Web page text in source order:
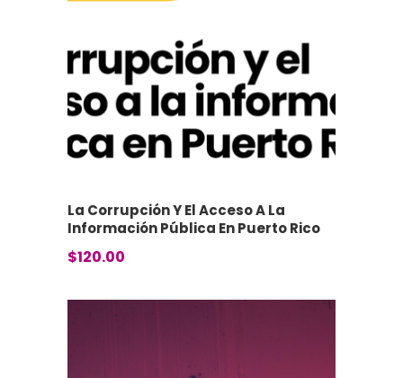
La Corrupción Y El Acceso A La
Información Pública En Puerto Rico
$120.00